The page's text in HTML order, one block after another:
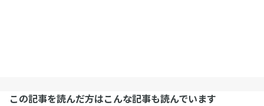
この記事を読んだ方はこんな記事も読んでいます